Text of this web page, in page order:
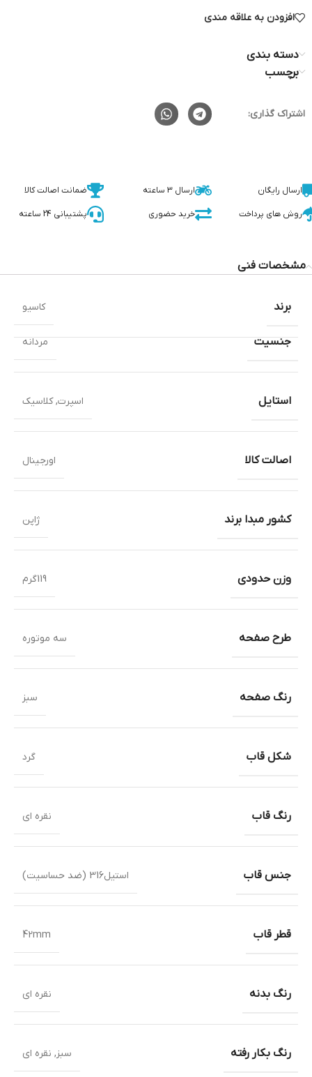
افزودن به علاقه مندی
دسته بندی
برچسب
اشتراک گذاری:
ارسال رایگان ارسال 3 ساعته ضمانت اصالت کالا
روش های پرداخت خرید حضوری پشتیبانی 24 ساعته
مشخصات فنی
جنسیت مردانه
استایل اسپرت,کلاسیک
اصالت کالا اورجینال
کشور مبدا برند ژاپن
وزن حدودی 119گرم
طرح صفحه سه موتوره
رنگ صفحه سبز
شکل قاب گرد
رنگ قاب نقره ای
جنس قاب استیل316 (ضد حساسیت)
قطر قاب 42mm
رنگ بدنه نقره ای
رنگ بکار رفته سبز, نقره ای
برند کاسیو